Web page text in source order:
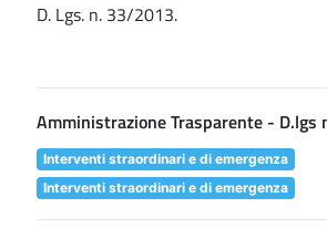
D. Lgs. n. 33/2013.
Amministrazione Trasparente - D.lgs
Interventi straordinari e di emergenza
Interventi straordinari e di emergenza